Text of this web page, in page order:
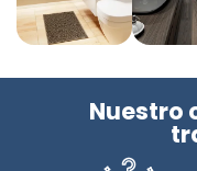
Nuestro